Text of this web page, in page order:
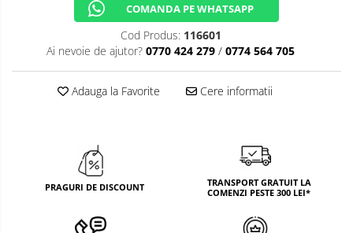
DECOR HALLOWEEN
DECOR ZIUA ROMANIEI
DECOR CRACIUN & REVELION
DECOR TOAMNA
DECOR IARNA
TEMATICA CULINARA
COMANDA PE WHATSAPP
Cod Produs: 116601
Ai nevoie de ajutor? 0770 424 279 / 0774 564 705
Adauga la Favorite Cere informatii
PRAGURI DE DISCOUNT
TRANSPORT GRATUIT LA
COMENZI PESTE 300 LEI*